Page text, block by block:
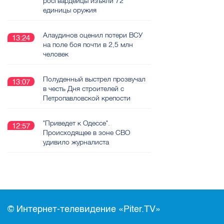
единицы оружия
13:24
Алаудинов оценил потери ВСУ
на поле боя почти в 2,5 млн
человек
13:07
Полуденный выстрел прозвучал
в честь Дня строителей с
Петропавловской крепости
12:57
"Приведет к Одессе".
Происходящее в зоне СВО
удивило журналиста
© Интернет-телевидение «Piter.TV»